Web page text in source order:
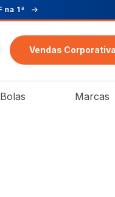
Vendas
Bolas Marcas